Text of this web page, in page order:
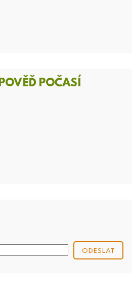
POČASÍ